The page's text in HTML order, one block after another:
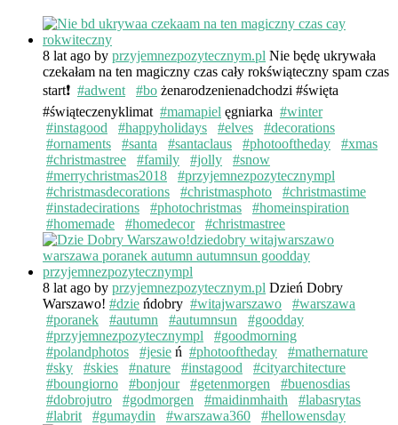
8 lat ago by przyjemnezpozytecznym.pl Nie będę ukrywała
czekałam na ten magiczny czas cały rokświąteczny spam czas
start❗️ #adwent #bo żenarodzenienadchodzi #święta
#świąteczenyklimat #mamapiel ęgniarka #winter
#instagood
#happyholidays #elves
#decorations
#ornaments
#santa #santaclaus #photooftheday
#xmas
#christmastree
#family #jolly
#snow
#merrychristmas2018
#przyjemnezpozytecznympl
#christmasdecorations
#christmasphoto
#christmastime
#instadecirations
#photochristmas
#homeinspiration
#homemade
#homedecor #christmastree
8 lat ago by przyjemnezpozytecznym.pl Dzień Dobry
Warszawo! #dzie ńdobry #witajwarszawo
#warszawa
#poranek
#autumn #autumnsun
#goodday
#przyjemnezpozytecznympl
#goodmorning
#polandphotos
#jesie ń #photooftheday
#mathernature
#sky
#skies #nature #instagood
#cityarchitecture
#boungiorno
#bonjour #getenmorgen
#buenosdias
#dobrojutro
#godmorgen #maidinmhaith
#labasrytas
#labrit
#gumaydin #warszawa360 #hellowensday